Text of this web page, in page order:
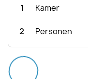
1 Kamer
2 Personen